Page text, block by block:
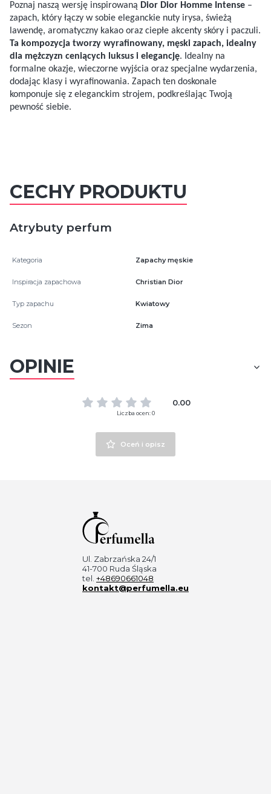
Poznaj naszą wersję inspirowaną Dior Dior Homme Intense –
zapach, który łączy w sobie eleganckie nuty irysa, świeżą
lawendę, aromatyczny kakao oraz ciepłe akcenty skóry i paczuli.
Ta kompozycja tworzy wyrafinowany, męski zapach, idealny
dla mężczyzn ceniących luksus i elegancję. Idealny na
formalne okazje, wieczorne wyjścia oraz specjalne wydarzenia,
dodając klasy i wyrafinowania. Zapach ten doskonale
komponuje się z eleganckim strojem, podkreślając Twoją
pewność siebie.
CECHY PRODUKTU
Atrybuty perfum
Kategoria Zapachy męskie
Inspiracja zapachowa Christian Dior
Typ zapachu Kwiatowy
Sezon Zima
OPINIE
0.00
Liczba ocen: 0
Oceń i opisz
Ul. Zabrzańska 24/1
41-700 Ruda Śląska
tel. +48690661048
kontakt@perfumella.eu